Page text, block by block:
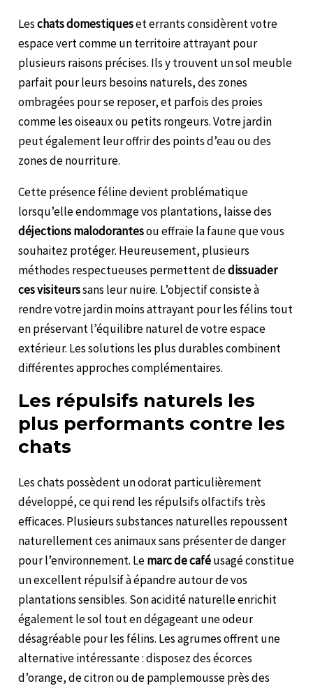
Leschats domestiqueset errants considèrent votre
espace vert comme un territoire attrayant pour
plusieurs raisons précises. Ils y trouvent un sol meuble
parfait pour leurs besoins naturels, des zones
ombragées pour se reposer, et parfois des proies
comme les oiseaux ou petits rongeurs. Votre jardin
peut également leur offrir des points d’eau ou des
zones de nourriture.
Cette présence féline devient problématique
lorsqu’elle endommage vos plantations, laisse des
déjections malodorantesou effraie la faune que vous
souhaitez protéger. Heureusement, plusieurs
méthodes respectueuses permettent dedissuader
ces visiteurssans leur nuire. L’objectif consiste à
rendre votre jardin moins attrayant pour les félins tout
en préservant l’équilibre naturel de votre espace
extérieur. Les solutions les plus durables combinent
différentes approches complémentaires.
Les répulsifs naturels les
plus performants contre les
chats
Les chats possèdent un odorat particulièrement
développé, ce qui rend les répulsifs olfactifs très
efficaces. Plusieurs substances naturelles repoussent
naturellement ces animaux sans présenter de danger
pour l’environnement. Lemarc de caféusagé constitue
un excellent répulsif à épandre autour de vos
plantations sensibles. Son acidité naturelle enrichit
également le sol tout en dégageant une odeur
désagréable pour les félins. Les agrumes offrent une
alternative intéressante : disposez des écorces
d’orange, de citron ou de pamplemousse près des